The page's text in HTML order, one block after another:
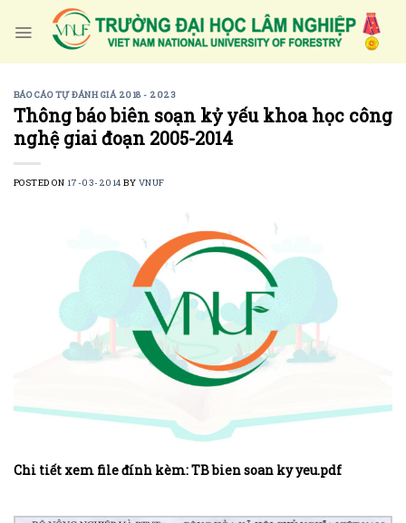
BÁO CÁO TỰ ĐÁNH GIÁ 2018 - 2023
Thông báo biên soạn kỷ yếu khoa học công
nghệ giai đoạn 2005-2014
POSTED ON 17-03-2014 BY VNUF
Chi tiết xem file đính kèm: TB bien soan ky yeu.pdf